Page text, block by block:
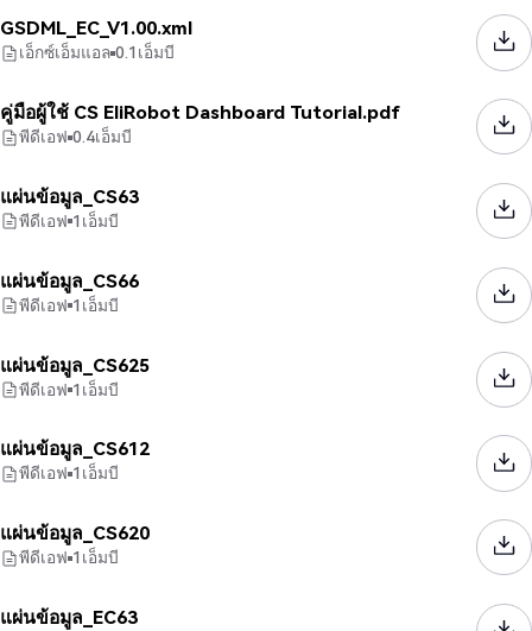
GSDML_EC_V1.00.xml
เอ็กซ์เอ็มแอล 0.1เอ็มบี
คู่มือผู้ใช้ CS EliRobot Dashboard Tutorial.pdf
พีดีเอฟ 0.4เอ็มบี
แผ่นข้อมูล_CS63
พีดีเอฟ 1เอ็มบี
แผ่นข้อมูล_CS66
พีดีเอฟ 1เอ็มบี
แผ่นข้อมูล_CS625
พีดีเอฟ 1เอ็มบี
แผ่นข้อมูล_CS612
พีดีเอฟ 1เอ็มบี
แผ่นข้อมูล_CS620
พีดีเอฟ 1เอ็มบี
แผ่นข้อมูล_EC63